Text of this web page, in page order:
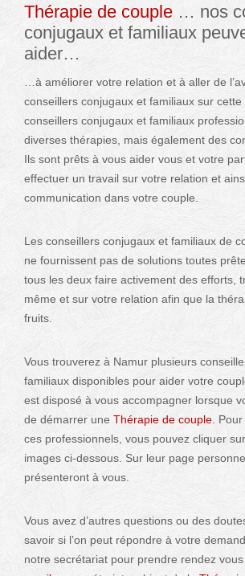
Thérapie de couple … nos
conjugaux et familiaux
aider…
…à améliorer votre relation et à aller de
conseillers conjugaux et familiaux sur
conseillers conjugaux et familiaux
diverses thérapies, mais également des
Ils sont prêts à vous aider vous et votre
effectuer un travail sur votre relation et
communication dans votre couple.
Les conseillers conjugaux et familiaux de
ne fournissent pas de solutions toutes
tous les deux faire activement des efforts,
même et sur votre relation afin que la
fruits.
Vous trouverez à Namur plusieurs
familiaux disponibles pour aider votre
est disposé à vous accompagner lorsque
de démarrer une Thérapie de couple .
ces professionnels, vous pouvez cliquer
images ci-dessous. Sur leur page
présenteront à vous.
Vous avez d’autres questions ou des
savoir si l’on peut répondre à votre
notre secrétariat pour prendre rendez